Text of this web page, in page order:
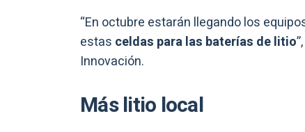
“En octubre estarán llegando los
estas celdas para las baterías de litio
Innovación.
Más litio local